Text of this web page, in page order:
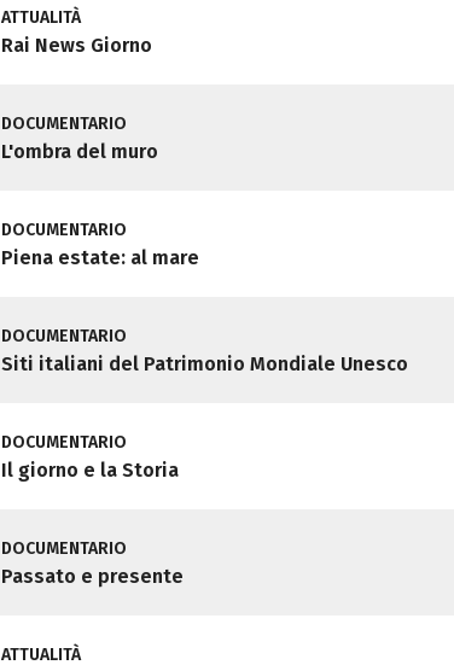
ATTUALITÀ
Rai News Giorno
DOCUMENTARIO
L'ombra del muro
DOCUMENTARIO
Piena estate: al mare
DOCUMENTARIO
Siti italiani del Patrimonio Mondiale Unesco
DOCUMENTARIO
Il giorno e la Storia
DOCUMENTARIO
Passato e presente
ATTUALITÀ